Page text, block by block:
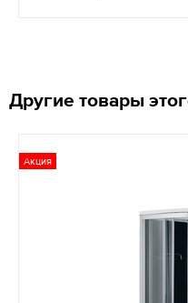
Другие товары
Акция